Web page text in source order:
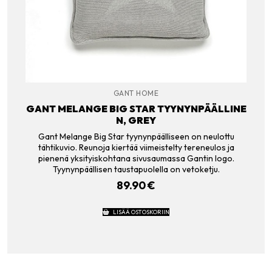
GANT HOME
GANT MELANGE BIG STAR TYYNYNPÄÄLLINE
N, GREY
Gant Melange Big Star tyynynpäälliseen on neulottu
tähtikuvio. Reunoja kiertää viimeistelty tereneulos ja
pienenä yksityiskohtana sivusaumassa Gantin logo.
Tyynynpäällisen taustapuolella on vetoketju.
89.90€
LISÄÄ OSTOSKORIIN